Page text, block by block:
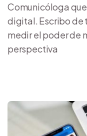
Comunicóloga
digital. Escribo de
medir el poder de
perspectiva